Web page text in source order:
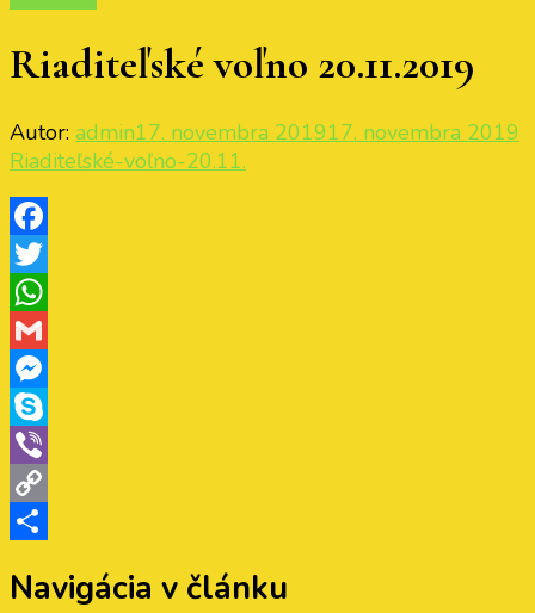
Riaditeľské voľno 20.11.2019
Autor: admin17. novembra 201917. novembra 2019
Riaditeľské-voľno-20.11.
Facebook
Twitter
WhatsApp
Gmail
Messenger
Skype
Viber
Copy
Navigácia v článku